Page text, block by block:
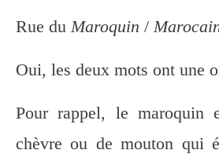
Rue du Maroquin /
Oui, les deux mots ont une
Pour rappel, le maroquin
chèvre ou de mouton qui